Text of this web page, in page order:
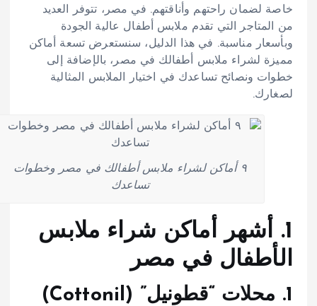
خاصة لضمان راحتهم وأناقتهم. في مصر، تتوفر العديد
من المتاجر التي تقدم ملابس أطفال عالية الجودة
وبأسعار مناسبة. في هذا الدليل، سنستعرض تسعة أماكن
مميزة لشراء ملابس أطفالك في مصر، بالإضافة إلى
خطوات ونصائح تساعدك في اختيار الملابس المثالية
لصغارك.​
٩ أماكن لشراء ملابس أطفالك في مصر وخطوات
تساعدك
1. أشهر أماكن شراء ملابس
الأطفال في مصر